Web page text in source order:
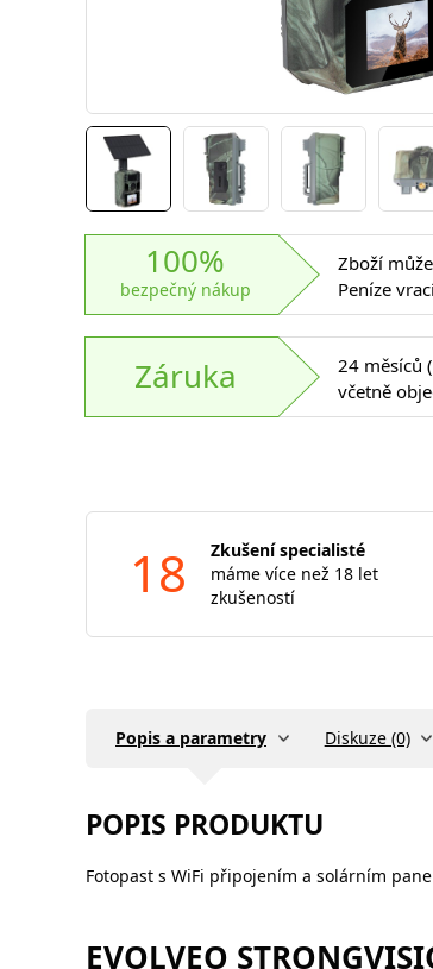
100%
bezpečný nákup
Zboží
Peníze
Záruka
24 měsíců
včetně
18
Zkušení specialisté
máme více než 18 let
zkušeností
Popis a parametry Diskuze (0)
POPIS PRODUKTU
Fotopast s WiFi připojením a solárním
EVOLVEO